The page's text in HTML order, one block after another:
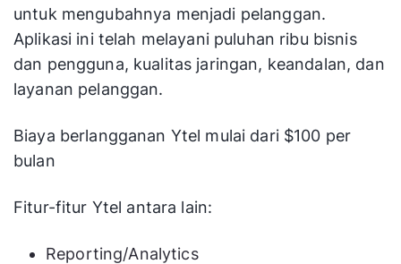
untuk mengubahnya menjadi pelanggan.
Aplikasi ini telah melayani puluhan ribu bisnis
dan pengguna, kualitas jaringan, keandalan, dan
layanan pelanggan.
Biaya berlangganan Ytel mulai dari $100 per
bulan
Fitur-fitur Ytel antara lain:
Reporting/Analytics